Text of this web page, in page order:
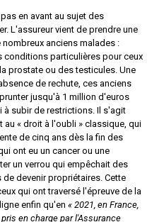
en avant au sujet des
L'assureur vient de prendre une
anciens malades :
conditions particulières pour ceux
prostate ou des testicules. Une
de rechute, ces anciens
jusqu'à 1 million d'euros
à subir de restrictions. Il s'agit
« droit à l'oubli » classique, qui
de cinq ans dès la fin des
ont eu un cancer ou une
un verrou qui empêchait des
devenir propriétaires. Cette
qui ont traversé l'épreuve de la
enfin qu'en « 2021, en France,
en charge par l'Assurance